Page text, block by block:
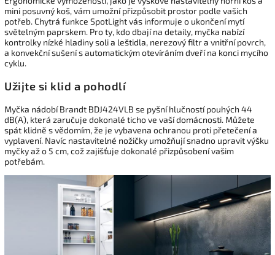
mini posuvný koš, vám umožní přizpůsobit prostor podle vašich
potřeb. Chytrá funkce SpotLight vás informuje o ukončení mytí
světelným paprskem. Pro ty, kdo dbají na detaily, myčka nabízí
kontrolky nízké hladiny soli a leštidla, nerezový filtr a vnitřní povrch,
a konvekční sušení s automatickým otevíráním dveří na konci mycího
cyklu.
Užijte si klid a pohodlí
Myčka nádobí Brandt BDJ424VLB se pyšní hlučností pouhých 44
dB(A), která zaručuje dokonalé ticho ve vaší domácnosti. Můžete
spát klidně s vědomím, že je vybavena ochranou proti přetečení a
vyplavení. Navíc nastavitelné nožičky umožňují snadno upravit výšku
myčky až o 5 cm, což zajišťuje dokonalé přizpůsobení vašim
potřebám.